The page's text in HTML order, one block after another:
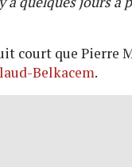
court que Pierre
Belkacem.